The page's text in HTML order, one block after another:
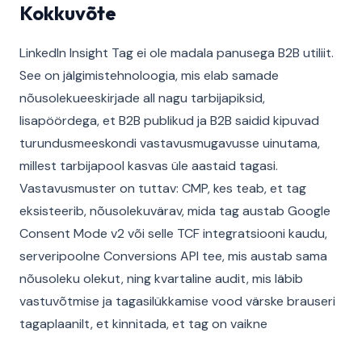
Kokkuvõte
LinkedIn Insight Tag ei ole madala panusega B2B utiliit.
See on jälgimistehnoloogia, mis elab samade
nõusolekueeskirjade all nagu tarbijapiksid,
lisapöördega, et B2B publikud ja B2B saidid kipuvad
turundusmeeskondi vastavusmugavusse uinutama,
millest tarbijapool kasvas üle aastaid tagasi.
Vastavusmuster on tuttav: CMP, kes teab, et tag
eksisteerib, nõusolekuvärav, mida tag austab Google
Consent Mode v2 või selle TCF integratsiooni kaudu,
serveripoolne Conversions API tee, mis austab sama
nõusoleku olekut, ning kvartaline audit, mis läbib
vastuvõtmise ja tagasilükkamise vood värske brauseri
tagaplaanilt, et kinnitada, et tag on vaikne